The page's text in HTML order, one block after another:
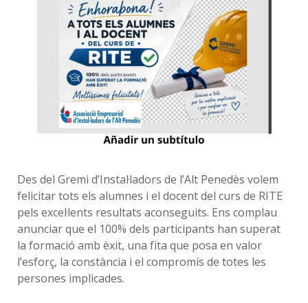
Des del Gremi d’Instal·ladors de l’Alt Penedès volem
felicitar tots els alumnes i el docent del curs de RITE
pels excel·lents resultats aconseguits. Ens complau
anunciar que el 100% dels participants han superat
la formació amb èxit, una fita que posa en valor
l’esforç, la constància i el compromís de totes les
persones implicades.